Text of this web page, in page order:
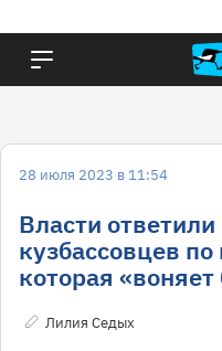
28 июля 2023 в 11:54
Власти
кузбассовцев
которая
Лилия Седых